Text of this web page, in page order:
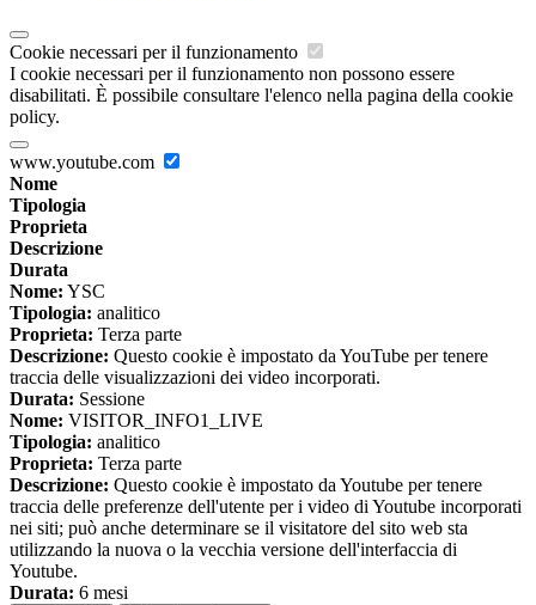
Cookie necessari per il funzionamento
I cookie necessari per il funzionamento non possono essere
disabilitati. È possibile consultare l'elenco nella pagina della cookie
policy.
www.youtube.com
Nome
Tipologia
Proprieta
Descrizione
Durata
Nome: YSC
Tipologia: analitico
Proprieta: Terza parte
Descrizione: Questo cookie è impostato da YouTube per tenere
traccia delle visualizzazioni dei video incorporati.
Durata: Sessione
Nome: VISITOR_INFO1_LIVE
Tipologia: analitico
Proprieta: Terza parte
Descrizione: Questo cookie è impostato da Youtube per tenere
traccia delle preferenze dell'utente per i video di Youtube incorporati
nei siti; può anche determinare se il visitatore del sito web sta
utilizzando la nuova o la vecchia versione dell'interfaccia di
Youtube.
Durata: 6 mesi